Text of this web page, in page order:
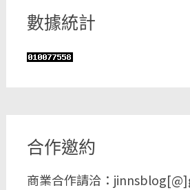
數據統計
合作邀約
商業合作請洽：